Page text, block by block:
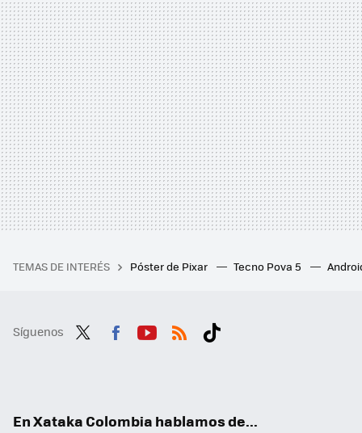
TEMAS DE INTERÉS Póster de Pixar Tecno Pova 5
Síguenos
En Xataka Colombia hablamos de...